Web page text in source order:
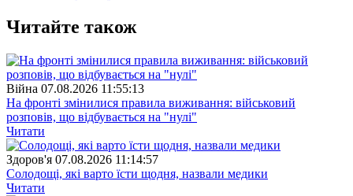
Читайте також
Війна 07.08.2026 11:55:13
На фронті змінилися правила виживання: військовий
розповів, що відбувається на "нулі"
Читати
Здоров'я 07.08.2026 11:14:57
Солодощі, які варто їсти щодня, назвали медики
Читати